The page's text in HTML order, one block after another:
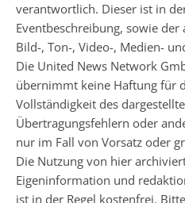
verantwortlich. Dieser ist in
Eventbeschreibung, sowie der
Bild-, Ton-, Video-, Medien-
Die United News Network
übernimmt keine Haftung für
Vollständigkeit des
Übertragungsfehlern oder
nur im Fall von Vorsatz oder
Die Nutzung von hier
Eigeninformation und
ist in der Regel kostenfrei.